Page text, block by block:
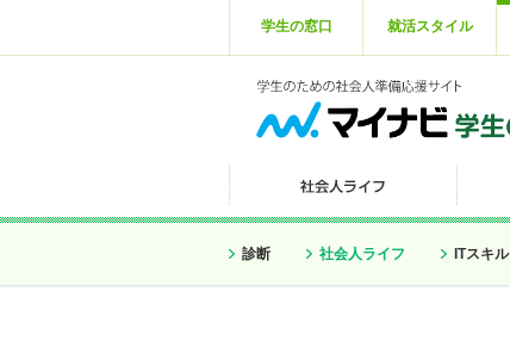
学生の窓口 就活スタイル
診断 社会人ライフ ITスキル